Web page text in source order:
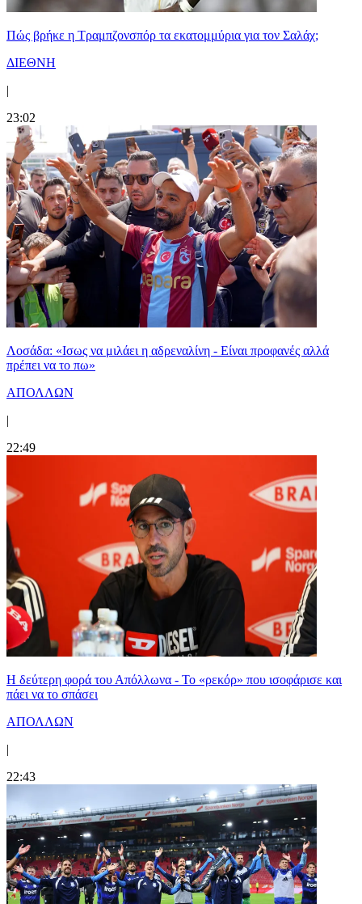
Πώς βρήκε η Τραμπζονσπόρ τα εκατομμύρια για τον Σαλάχ;
ΔΙΕΘΝΗ
|
23:02
Λοσάδα: «Ισως να μιλάει η αδρεναλίνη - Είναι προφανές αλλά
πρέπει να το πω»
ΑΠΟΛΛΩΝ
|
22:49
Η δεύτερη φορά του Απόλλωνα - Το «ρεκόρ» που ισοφάρισε και
πάει να το σπάσει
ΑΠΟΛΛΩΝ
|
22:43